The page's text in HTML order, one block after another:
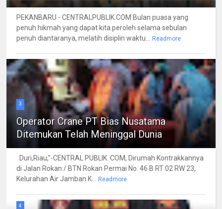
PEKANBARU - CENTRALPUBLIK.COM Bulan puasa yang
penuh hikmah yang dapat kita peroleh selama sebulan
penuh diantaranya, melatih disiplin waktu...
Readmore
3
Operator Crane PT Bias Nusatama
Ditemukan Telah Meninggal Dunia
Duri,Riau,"-CENTRAL PUBLIK. COM, Dirumah Kontrakkannya
di Jalan Rokan / BTN Rokan Permai No. 46 B RT 02 RW 23,
Kelurahan Air Jamban K...
Readmore
4